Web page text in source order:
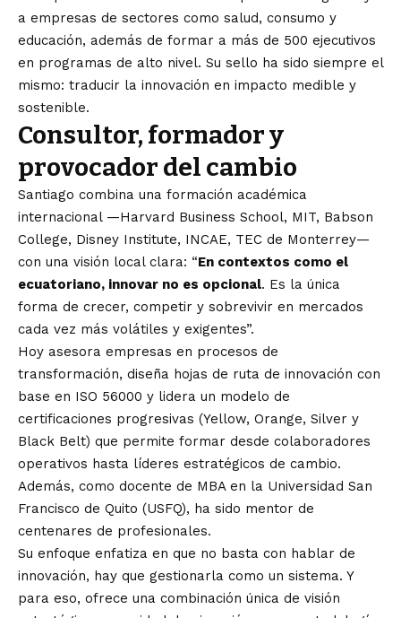
a empresas de sectores como salud, consumo y
educación, además de formar a más de 500 ejecutivos
en programas de alto nivel. Su sello ha sido siempre el
mismo: traducir la innovación en impacto medible y
sostenible.
Consultor, formador y
provocador del cambio
Santiago combina una formación académica
internacional —Harvard Business School, MIT, Babson
College, Disney Institute, INCAE, TEC de Monterrey—
con una visión local clara: “En contextos como el
ecuatoriano, innovar no es opcional. Es la única
forma de crecer, competir y sobrevivir en mercados
cada vez más volátiles y exigentes”.
Hoy asesora empresas en procesos de
transformación, diseña hojas de ruta de innovación con
base en ISO 56000 y lidera un modelo de
certificaciones progresivas (Yellow, Orange, Silver y
Black Belt) que permite formar desde colaboradores
operativos hasta líderes estratégicos de cambio.
Además, como docente de MBA en la Universidad San
Francisco de Quito (USFQ), ha sido mentor de
centenares de profesionales.
Su enfoque enfatiza en que no basta con hablar de
innovación, hay que gestionarla como un sistema. Y
para eso, ofrece una combinación única de visión